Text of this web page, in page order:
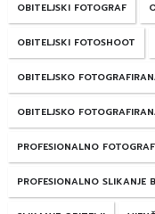
OBITELJSKI FOTOGRAF
OBITELJSKI FOTOSHOOT
OBITELJSKO
OBITELJSKO
PROFESIONALNO
PROFESIONALNO SLIKANJE